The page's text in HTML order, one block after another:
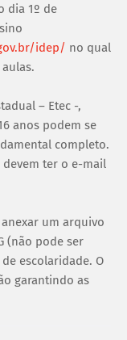
dia 1º de
idep/ no qual
– Etec -,
anos podem se
completo.
devem ter o e-mail
um arquivo
(não pode ser
de escolaridade. O
garantindo as